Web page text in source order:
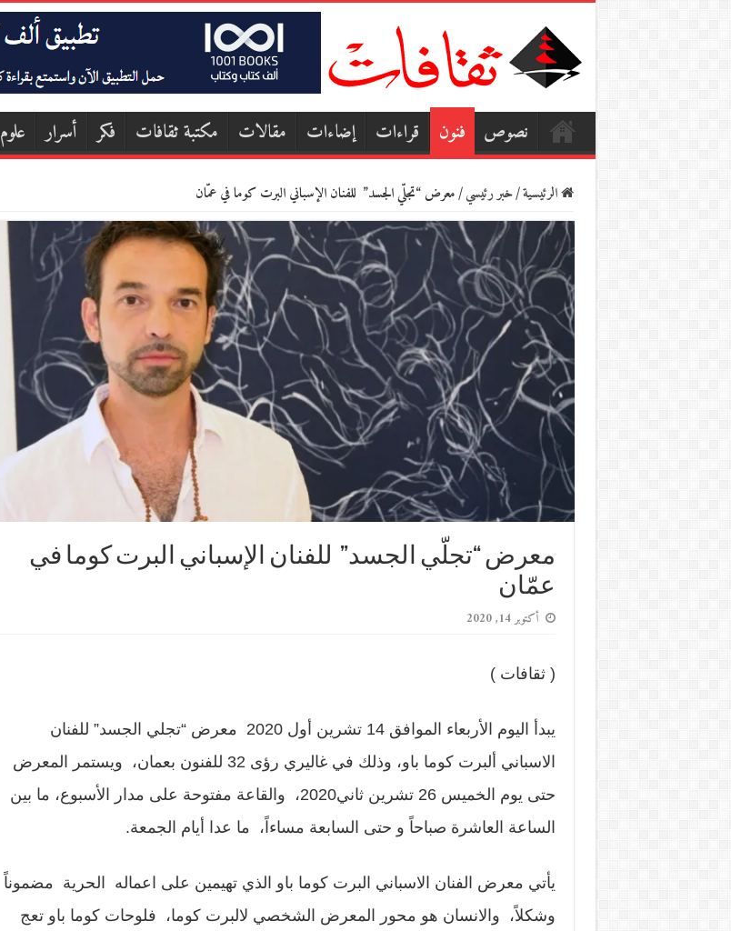
نصوص فنون قراءات إضاءات مقالات مكتبة ثقافات فكر أسرار علوم
الرئيسية/خبر رئيسي/معرض “تجلّي الجسد” للفنان الإسباني البرت كوما في عمّان
معرض “تجلّي الجسد” للفنان الإسباني البرت كوما في
عمّان
أكتوبر 14, 2020
( ثقافات )
يبدأ اليوم الأربعاء الموافق 14 تشرين أول 2020 معرض “تجلي الجسد” للفنان
الاسباني ألبرت كوما باو، وذلك في غاليري رؤى 32 للفنون بعمان، ويستمر المعرض
حتى يوم الخميس 26 تشرين ثاني2020، والقاعة مفتوحة على مدار الأسبوع، ما بين
الساعة العاشرة صباحاً و حتى السابعة مساءاً، ما عدا أيام الجمعة.
يأتي معرض الفنان الاسباني البرت كوما باو الذي تهيمين على اعماله الحرية مضموناً
وشكلاً، والانسان هو محور المعرض الشخصي لالبرت كوما، فلوحات كوما باو تعج